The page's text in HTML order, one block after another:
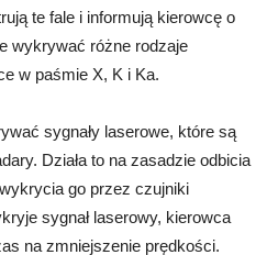
te fale i informują kierowcę o
wykrywać różne rodzaje
w paśmie X, K i Ka.
sygnały laserowe, które są
Działa to na zasadzie odbicia
go przez czujniki
sygnał laserowy, kierowca
na zmniejszenie prędkości.